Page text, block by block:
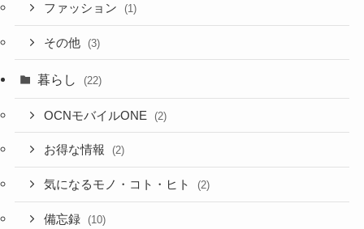
ファッション (1)
その他 (3)
暮らし (22)
OCNモバイルONE (2)
お得な情報 (2)
気になるモノ・コト・ヒト (2)
備忘録 (10)